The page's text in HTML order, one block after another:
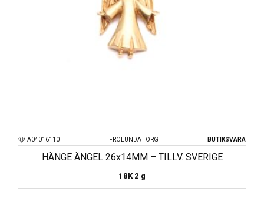
FRÖLUNDA TORG
A04016110 BUTIKSVARA
HÄNGE ÄNGEL 26x14MM – TILLV. SVERIGE
18K 2 g